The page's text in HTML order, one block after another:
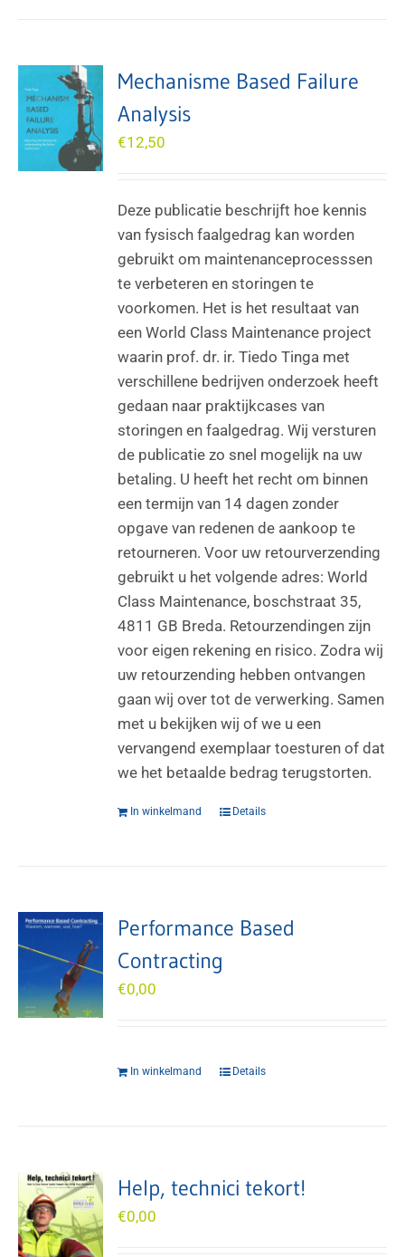
Mechanisme Based Failure
Analysis
€12,50
Deze publicatie beschrijft hoe kennis
van fysisch faalgedrag kan worden
gebruikt om maintenanceprocesssen
te verbeteren en storingen te
voorkomen. Het is het resultaat van
een World Class Maintenance project
waarin prof. dr. ir. Tiedo Tinga met
verschillene bedrijven onderzoek heeft
gedaan naar praktijkcases van
storingen en faalgedrag. Wij versturen
de publicatie zo snel mogelijk na uw
betaling. U heeft het recht om binnen
een termijn van 14 dagen zonder
opgave van redenen de aankoop te
retourneren. Voor uw retourverzending
gebruikt u het volgende adres: World
Class Maintenance, boschstraat 35,
4811 GB Breda. Retourzendingen zijn
voor eigen rekening en risico. Zodra wij
uw retourzending hebben ontvangen
gaan wij over tot de verwerking. Samen
met u bekijken wij of we u een
vervangend exemplaar toesturen of dat
we het betaalde bedrag terugstorten.
In winkelmand Details
Performance Based
Contracting
€0,00
In winkelmand Details
Help, technici tekort!
€0,00